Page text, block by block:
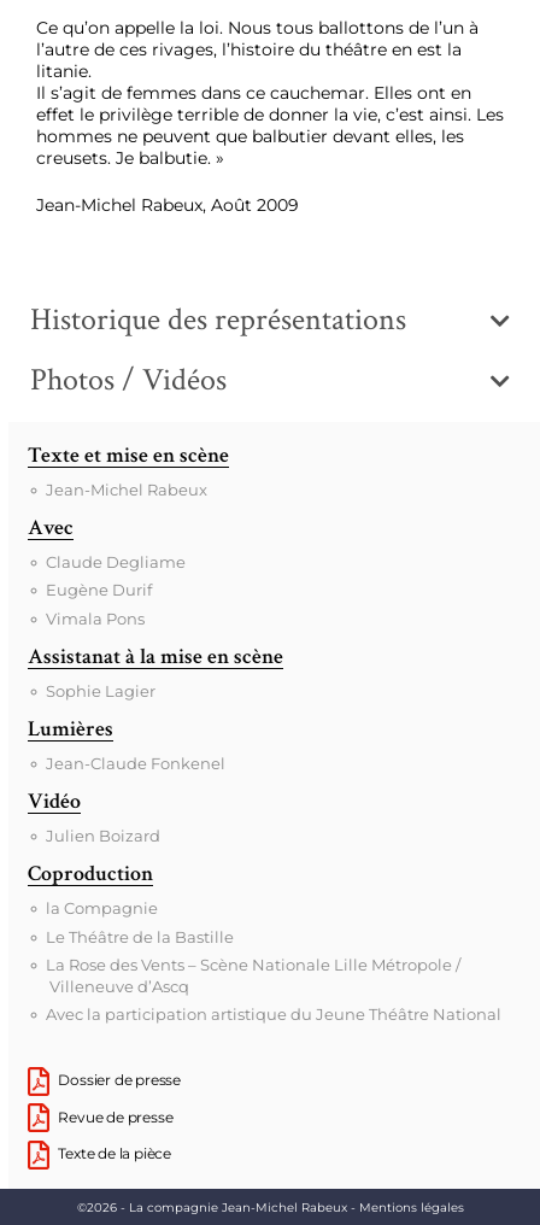
Texte et mise en scène
Jean-Michel Rabeux
Avec
Claude Degliame
Eugène Durif
Vimala Pons
Assistanat à la mise en scène
Sophie Lagier
Lumières
Jean-Claude Fonkenel
Vidéo
Julien Boizard
Coproduction
la Compagnie
Le Théâtre de la Bastille
La Rose des Vents – Scène Nationale Lille Métropole /
Villeneuve d’Ascq
Avec la participation artistique du Jeune Théâtre National
Dossier de presse
Revue de presse
Texte de la pièce
Ce qu’on appelle la loi. Nous tous ballottons de l’un à
l’autre de ces rivages, l’histoire du théâtre en est la
litanie.
Il s’agit de femmes dans ce cauchemar. Elles ont en
effet le privilège terrible de donner la vie, c’est ainsi. Les
hommes ne peuvent que balbutier devant elles, les
creusets. Je balbutie. »
Jean-Michel Rabeux, Août 2009
Historique des représentations
Photos / Vidéos
©2026 - La compagnie Jean-Michel Rabeux - Mentions légales